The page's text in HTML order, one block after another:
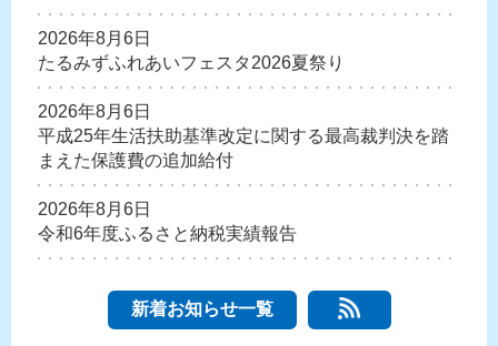
2026年8月6日
たるみずふれあいフェスタ2026夏祭り
2026年8月6日
平成25年生活扶助基準改定に関する最高裁判決を踏
まえた保護費の追加給付
2026年8月6日
令和6年度ふるさと納税実績報告
新着お知らせ一覧